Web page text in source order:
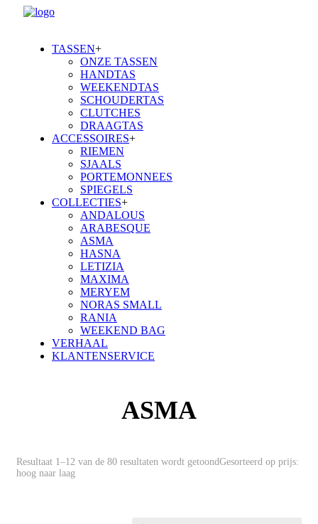
TASSEN+
ONZE TASSEN
HANDTAS
WEEKENDTAS
SCHOUDERTAS
CLUTCHES
DRAAGTAS
ACCESSOIRES+
RIEMEN
SJAALS
PORTEMONNEES
SPIEGELS
COLLECTIES+
ANDALOUS
ARABESQUE
ASMA
HASNA
LETIZIA
MAXIMA
MERYEM
NORAS SMALL
RANIA
WEEKEND BAG
VERHAAL
KLANTENSERVICE
ASMA
Resultaat 1–12 van de 80 resultaten wordt getoondGesorteerd op prijs:
hoog naar laag